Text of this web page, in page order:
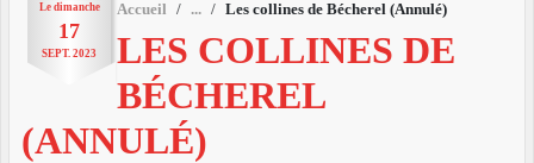
Le dimanche
17
SEPT. 2023
Accueil Les collines de Bécherel (Annulé)
LES COLLINES DE
BÉCHEREL
(ANNULÉ)